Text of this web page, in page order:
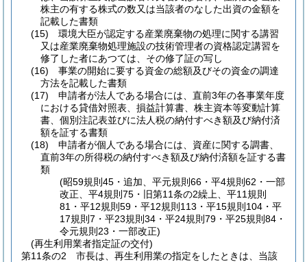
株主の有する株式の数又は当該者のなした出資の金額を
記載した書類
(15)
環境大臣が認定する産業廃棄物の処理に関する講習
又は産業廃棄物処理施設の技術管理者の資格認定講習を
修了した者にあつては、その修了証の写し
(16)
事業の開始に要する資金の総額及びその資金の調達
方法を記載した書類
(17)
申請者が法人である場合には、直前3年の各事業年度
における貸借対照表、損益計算書、株主資本等変動計算
書、個別注記表並びに法人税の納付すべき額及び納付済
額を証する書類
(18)
申請者が個人である場合には、資産に関する調書、
直前3年の所得税の納付すべき額及び納付済額を証する書
類
(昭59規則45・追加、平元規則66・平4規則62・一部
改正、平4規則75・旧第11条の2繰上、平11規則
81・平12規則59・平12規則113・平15規則104・平
17規則7・平23規則34・平24規則79・平25規則84・
令元規則23・一部改正)
(再生利用業者指定証の交付)
第11条の2
市長は、再生利用業の指定をしたときは、当該